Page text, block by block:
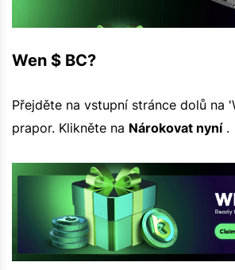
Wen $ BC?
Přejděte na vstupní stránce dolů na
prapor. Klikněte na Nárokovat nyní.